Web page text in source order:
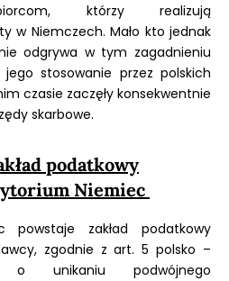
którzy realizują
w Niemczech. Mało kto jednak
odgrywa w tym zagadnieniu
stosowanie przez polskich
czasie zaczęły konsekwentnie
skarbowe.
podatkowy
Niemiec
powstaje zakład podatkowy
zgodnie z art. 5 polsko –
o unikaniu podwójnego